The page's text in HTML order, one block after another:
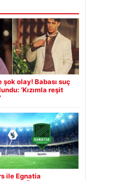
şok olay! Babası suç
‘Kızımla reşit
ile Egnatia